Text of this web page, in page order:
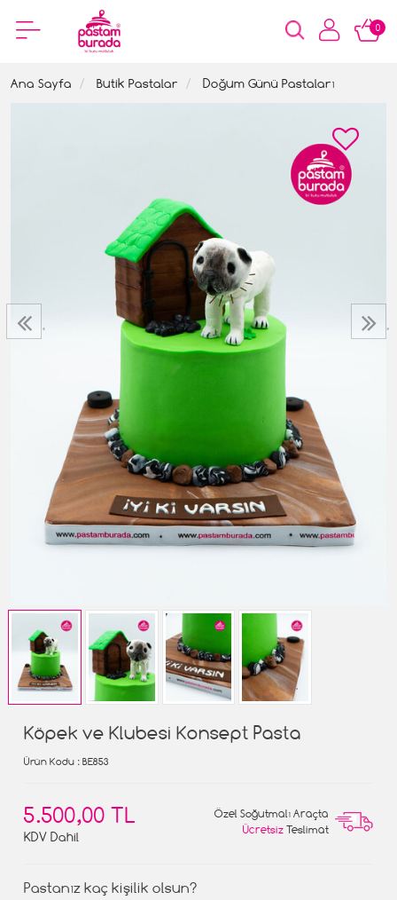
0
Ana Sayfa Butik Pastalar Doğum Günü Pastaları
‹ ›
Köpek ve Klubesi Konsept Pasta
Ürün Kodu : BE853
5.500,00 TL
KDV Dahil
Özel Soğutmalı Araçta
Ücretsiz Teslimat
Pastanız kaç kişilik olsun?